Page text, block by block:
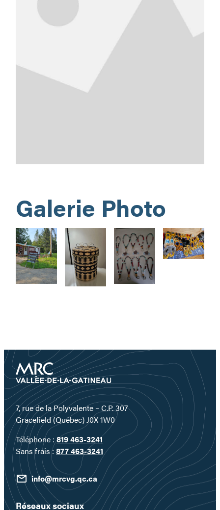
Galerie Photo
7, rue de la Polyvalente – C.P. 307
Gracefield (Québec) J0X 1W0
Téléphone :819 463-3241
Sans frais : 877 463-3241
info@mrcvg.qc.ca
Réseaux sociaux